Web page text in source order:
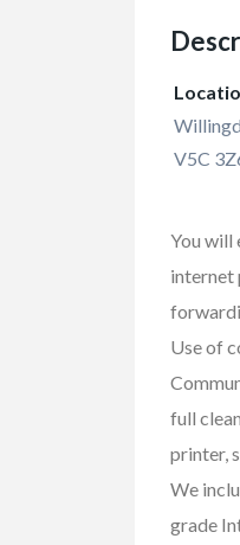
V5C
You will
internet
Use of
full
printer,
We
grade